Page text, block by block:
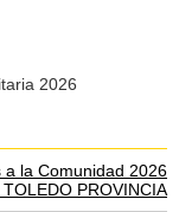
2026
a la Comunidad 2026
PROVINCIA